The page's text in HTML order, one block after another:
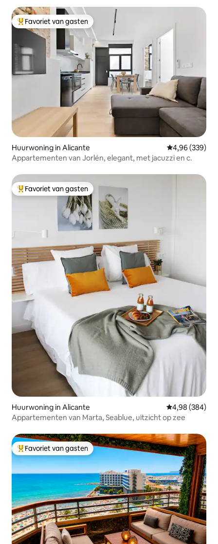
Topfavoriet van gasten
Favoriet van gasten
Huurwoning in Alicante Gemiddelde
4,96 (339)
Appartementen van Jorlén, elegant, met jacuzzi en c.
Topfavoriet van gasten
Favoriet van gasten
Huurwoning in Alicante Gemiddelde
4,98 (384)
Appartementen van Marta, Seablue, uitzicht op zee
Topfavoriet van gasten
Favoriet van gasten